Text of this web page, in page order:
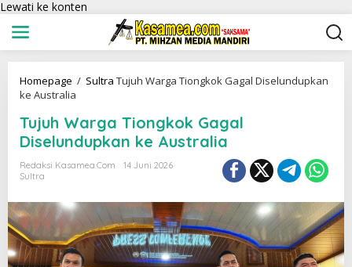
Lewati ke konten
Homepage / Sultra Tujuh Warga Tiongkok Gagal Diselundupkan
ke Australia
Tujuh Warga Tiongkok Gagal
Diselundupkan ke Australia
Redaksi Kasamea.com
14 Juni 2026
Sultra